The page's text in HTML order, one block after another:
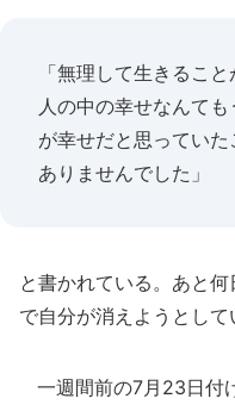
「無理して生きるこ
人の中の幸せなんて
が幸せだと思ってい
ありませんでした」
と書かれている。あと
で自分が消えようとして
一週間前の7月23日付